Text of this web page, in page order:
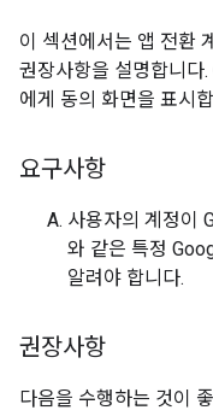
이 섹션에서는 앱 전환
권장사항을 설명합니다
에게 동의 화면을 표시
요구사항
사용자의 계정이
와 같은 특정
알려야 합니다.
권장사항
다음을 수행하는 것이